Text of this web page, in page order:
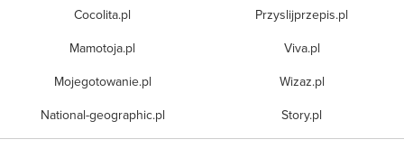
Cocolita.pl
Mamotoja.pl
Mojegotowanie.pl
National-geographic.pl
Przyslijprzepis.pl
Viva.pl
Wizaz.pl
Story.pl